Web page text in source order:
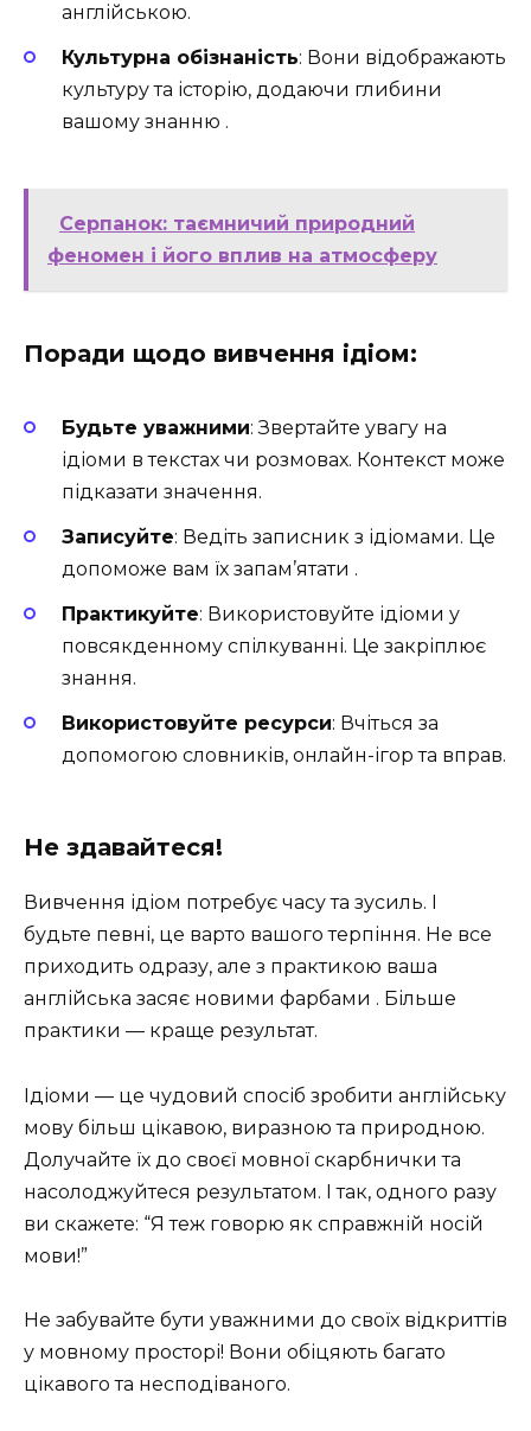
англійською.
Культурна обізнаність: Вони відображають
культуру та історію, додаючи глибини
вашому знанню .
Серпанок: таємничий природний
феномен і його вплив на атмосферу
Поради щодо вивчення ідіом:
Будьте уважними: Звертайте увагу на
ідіоми в текстах чи розмовах. Контекст може
підказати значення.
Записуйте: Ведіть записник з ідіомами. Це
допоможе вам їх запам’ятати .
Практикуйте: Використовуйте ідіоми у
повсякденному спілкуванні. Це закріплює
знання.
Використовуйте ресурси: Вчіться за
допомогою словників, онлайн-ігор та вправ.
Не здавайтеся!
Вивчення ідіом потребує часу та зусиль. І
будьте певні, це варто вашого терпіння. Не все
приходить одразу, але з практикою ваша
англійська засяє новими фарбами . Більше
практики — краще результат.
Ідіоми — це чудовий спосіб зробити англійську
мову більш цікавою, виразною та природною.
Долучайте їх до своєї мовної скарбнички та
насолоджуйтеся результатом. І так, одного разу
ви скажете: “Я теж говорю як справжній носій
мови!”
Не забувайте бути уважними до своїх відкриттів
у мовному просторі! Вони обіцяють багато
цікавого та несподіваного.